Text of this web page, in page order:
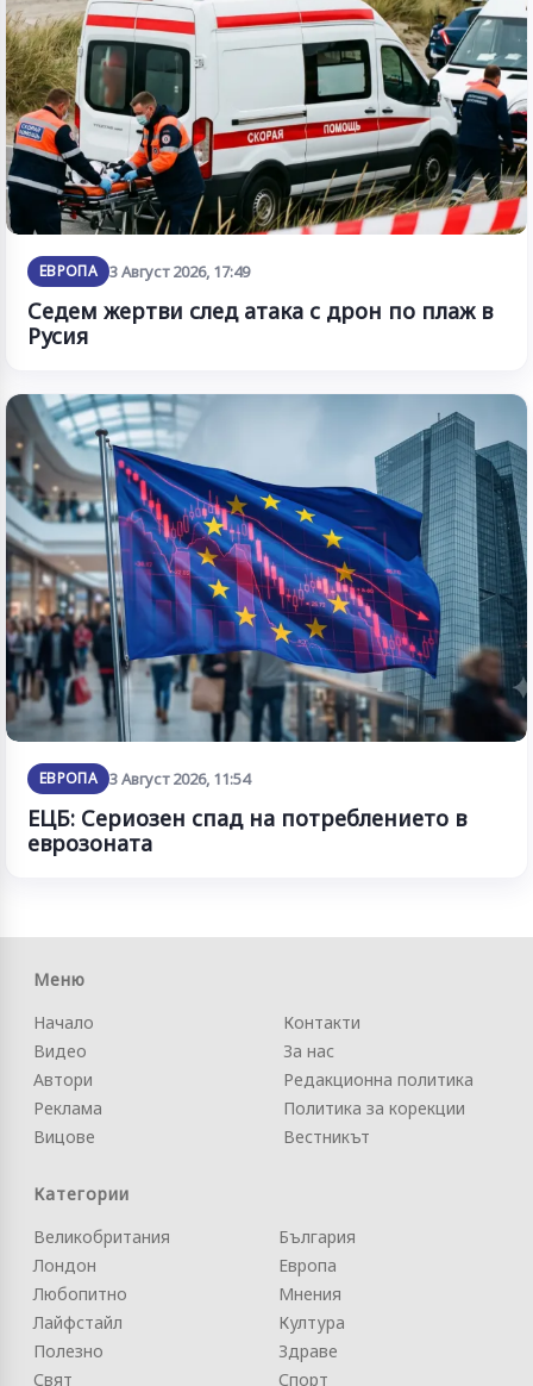
ЕВРОПА 3 Август 2026, 17:49
Седем жертви след атака с дрон по плаж в
Русия
ЕВРОПА 3 Август 2026, 11:54
ЕЦБ: Сериозен спад на потреблението в
еврозоната
Меню
Начало
Видео
Автори
Реклама
Вицове
Контакти
За нас
Редакционна политика
Политика за корекции
Вестникът
Категории
Великобритания
Лондон
Любопитно
Лайфстайл
Полезно
Свят
България
Европа
Мнения
Култура
Здраве
Спорт